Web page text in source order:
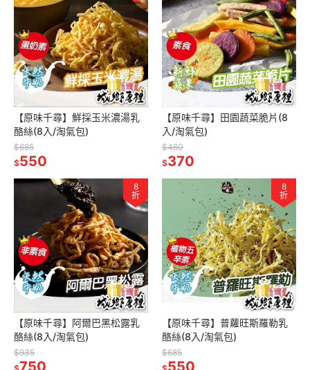
【原味千尋】鮮採玉米濃湯乳
酪絲(8入/淘氣包)
$685
$550
【原味千尋】田園蔬菜脆片(8
入/淘氣包)
$460
$370
8
折
【原味千尋】阿爾巴黑松露乳
酪絲(8入/淘氣包)
$935
750
8
折
【原味千尋】普蘿旺斯羅勒乳
酪絲(8入/淘氣包)
$685
550